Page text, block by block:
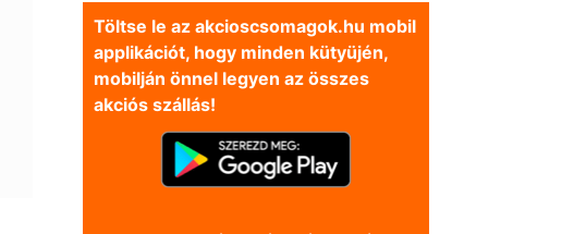
Töltse le az akcioscsomagok.hu mobil
applikációt, hogy minden kütyüjén,
mobilján önnel legyen az összes
akciós szállás!